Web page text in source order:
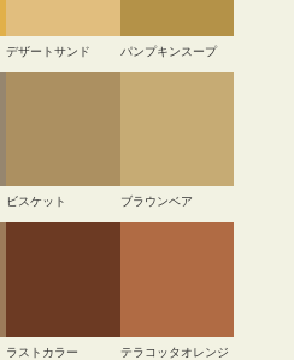
デザートサンド パンプキンスープ
ビスケット ブラウンベア
ラストカラー テラコッタオレンジ